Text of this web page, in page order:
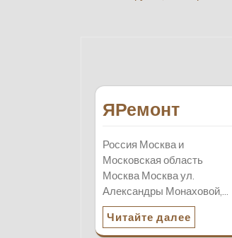
ЯРемонт
Россия Москва и
Московская область
Москва Москва ул.
Александры Монаховой,…
Читайте далее